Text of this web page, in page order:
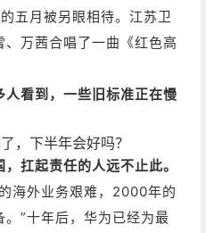
五月被另眼相待。 江苏卫
万茜合唱了一曲《红色高
看到，一些旧标准正在慢
扛起责任的人远不止此。
海外业务艰难，2000年的
”十年后，华为已经为最